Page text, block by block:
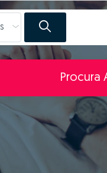
Procura